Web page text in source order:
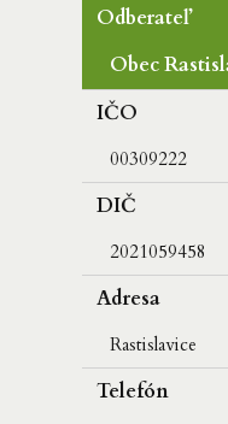
Odberateľ
Obec
IČO
00309222
DIČ
2021059458
Adresa
Rastislavice
Telefón